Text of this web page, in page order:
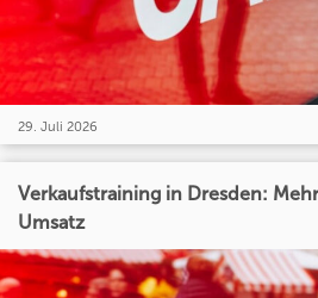
29. Juli 2026
Verkaufstraining in Dresden:
Umsatz